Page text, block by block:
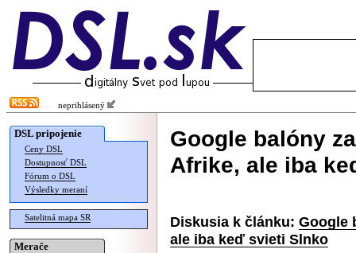
neprihlásený
DSL pripojenie
Ceny DSL
Dostupnosť DSL
Fórum o DSL
Výsledky meraní
Satelitná mapa SR
Merače
Google balóny
Afrike, ale iba
Diskusia k článku: Google
ale iba keď svieti Slnko